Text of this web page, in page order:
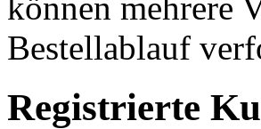
Bestellablauf
Registrierte